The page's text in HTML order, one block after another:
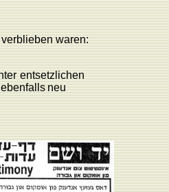
verbliebenwaren:
entsetzlichen
ebenfallsneu